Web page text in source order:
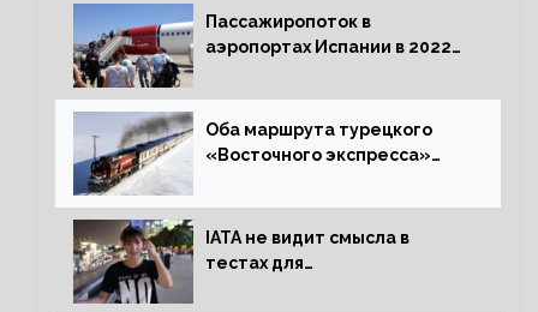
Пассажиропоток в
аэропортах Испании в 2022
процентов
Оба маршрута турецкого
«Восточного экспресса»
IATA не видит смысла в
тестах для